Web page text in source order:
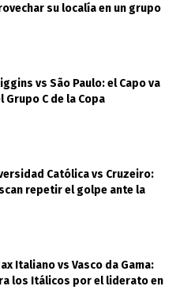
su localía en un grupo
vs São Paulo: el Capo va
C de la Copa
Católica vs Cruzeiro:
repetir el golpe ante la
Italiano vs Vasco da Gama:
los Itálicos por el liderato en